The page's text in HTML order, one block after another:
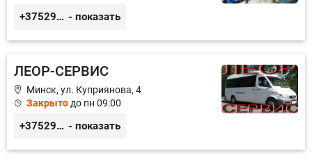
+375291111065 - показать
ЛЕОР-СЕРВИС
Минск, ул. Куприянова, 4
Закрыто до пн 09:00
+375296528779 - показать